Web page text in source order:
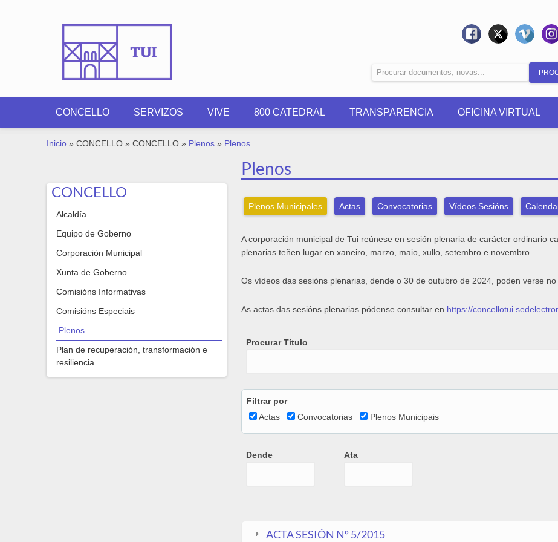
CONCELLO SERVIZOS VIVE 800 CATEDRAL TRANSPARENCIA OFICINA VIRTUAL
VOSTEDE ESTÁ AQUÍ
Inicio » CONCELLO » CONCELLO » Plenos » Plenos
CONCELLO
Alcaldía
Equipo de Goberno
Corporación Municipal
Xunta de Goberno
Comisións Informativas
Comisións Especiais
Plenos
Plan de recuperación, transformación e
resiliencia
Plenos
Plenos Municipales Actas Convocatorias Vídeos Sesións
A corporación municipal de Tui reúnese en sesión plenaria de carácter ordinario
plenarias teñen lugar en xaneiro, marzo, maio, xullo, setembro e novembro.
Os vídeos das sesións plenarias, dende o 30 de outubro de 2024, poden verse
As actas das sesións plenarias pódense consultar en https://
Procurar Título
Filtrar por
Actas
Convocatorias Plenos Municipais
Dende
Ata
ACTA SESIÓN Nº 5/2015